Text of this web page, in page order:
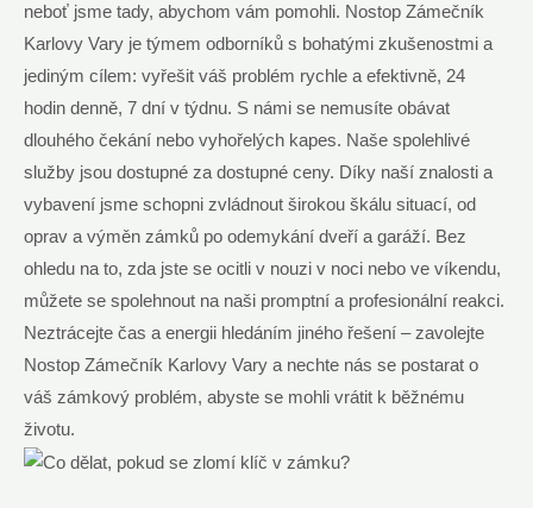
neboť jsme ⁢tady, abychom vám pomohli. Nostop Zámečník
Karlovy ⁣Vary je týmem⁢ odborníků s ⁤bohatými zkušenostmi a
jediným cílem: ⁣vyřešit ⁣váš problém rychle a ​efektivně, 24
hodin ⁤denně, 7 ⁤dní v týdnu. ⁢S námi se nemusíte obávat
⁤dlouhého čekání ​nebo vyhořelých ​kapes. Naše spolehlivé
služby jsou dostupné za dostupné ceny. ‍Díky naší⁢ znalosti a
vybavení jsme schopni zvládnout širokou škálu situací,‍ od
oprav ⁣a výměn⁢ zámků ‌po‌ odemykání dveří⁤ a garáží.‌ Bez
ohledu‌ na to,‍ zda jste se ocitli v nouzi v noci⁣ nebo ve ‍víkendu,
můžete se spolehnout na⁤ naši ​promptní ⁣a profesionální reakci.
⁣Neztrácejte čas a energii hledáním jiného řešení ​–‍ zavolejte
Nostop Zámečník Karlovy Vary a nechte nás se ‍postarat o
‍váš zámkový problém, abyste ⁣se⁣ mohli vrátit ⁤k ‍běžnému
životu.